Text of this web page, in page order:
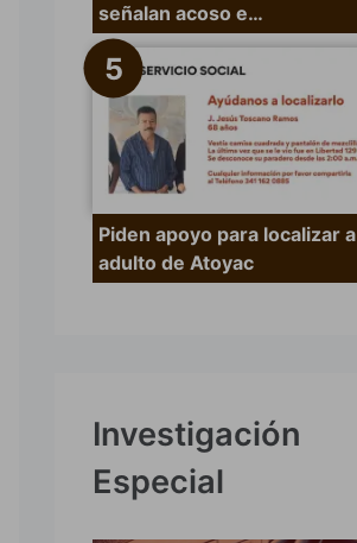
señalan acoso e…
Piden apoyo para localizar a
adulto de Atoyac
Investigación
Especial